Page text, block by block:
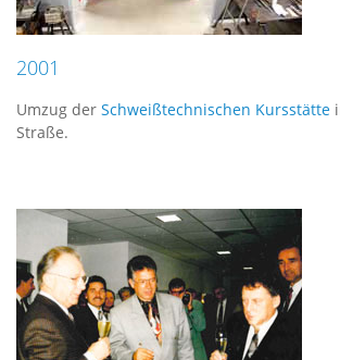
2001
Umzug der Schweißtechnischen Kursstätte
Straße.